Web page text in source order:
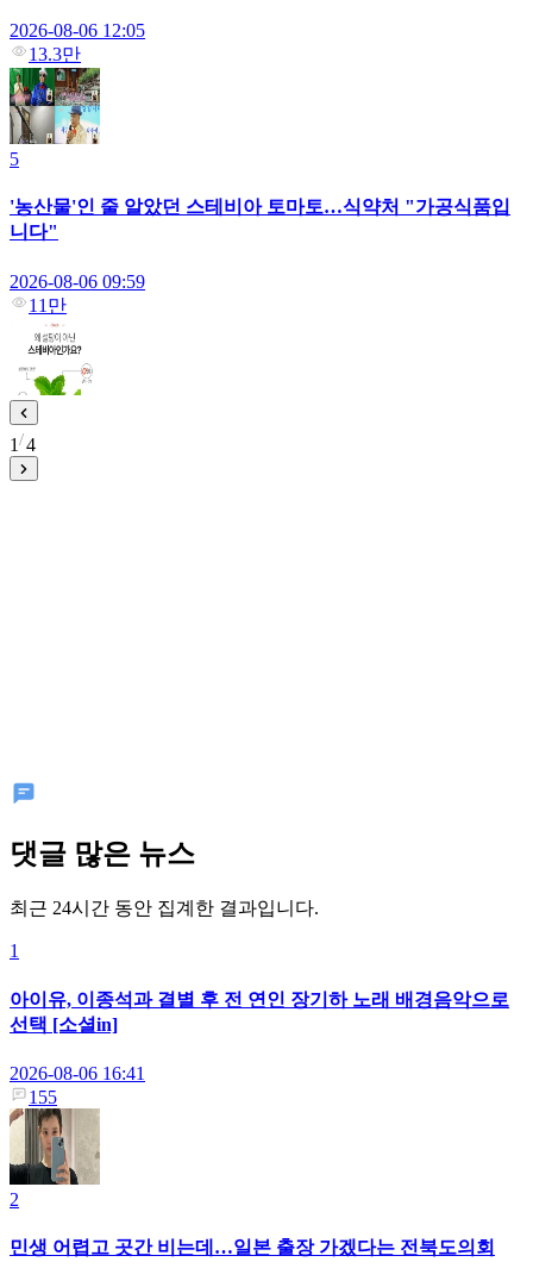
2026-08-06 12:05
13.3만
5
'농산물'인 줄 알았던 스테비아 토마토…식약처 "가공식품입
니다"
2026-08-06 09:59
11만
1 4
댓글 많은 뉴스
최근 24시간 동안 집계한 결과입니다.
1
아이유, 이종석과 결별 후 전 연인 장기하 노래 배경음악으로
선택 [소셜in]
2026-08-06 16:41
155
2
민생 어렵고 곳간 비는데…일본 출장 가겠다는 전북도의회